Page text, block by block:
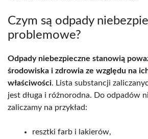
Czym są odpady
problemowe?
Odpady niebezpieczne stanowią
środowiska i zdrowia ze względu na
właściwości. Lista substancji
jest długa i różnorodna. Do odpadów
zaliczamy na przykład:
resztki farb i lakierów,